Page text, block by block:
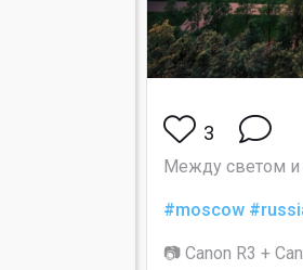
3
Между светом и
#moscow
📷 Canon R3 +